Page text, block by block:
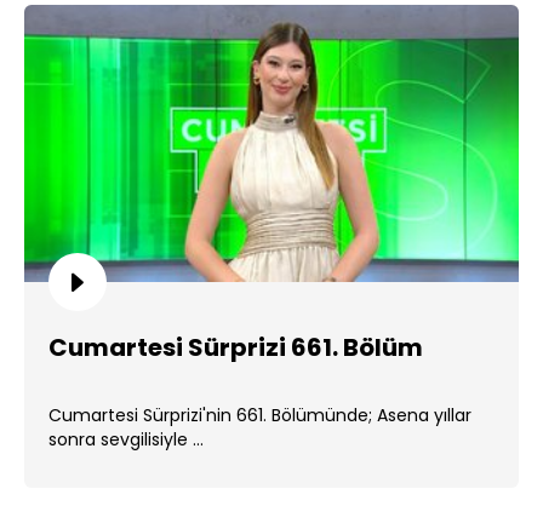
Cumartesi Sürprizi 661. Bölüm
Cumartesi Sürprizi'nin 661. Bölümünde; Asena yıllar
sonra sevgilisiyle ...